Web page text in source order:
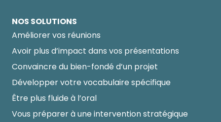
NOS SOLUTIONS
Améliorer vos réunions
Avoir plus d’impact dans vos présentations
Convaincre du bien-fondé d’un projet
Développer votre vocabulaire spécifique
Être plus fluide à l’oral
Vous préparer à une intervention stratégique